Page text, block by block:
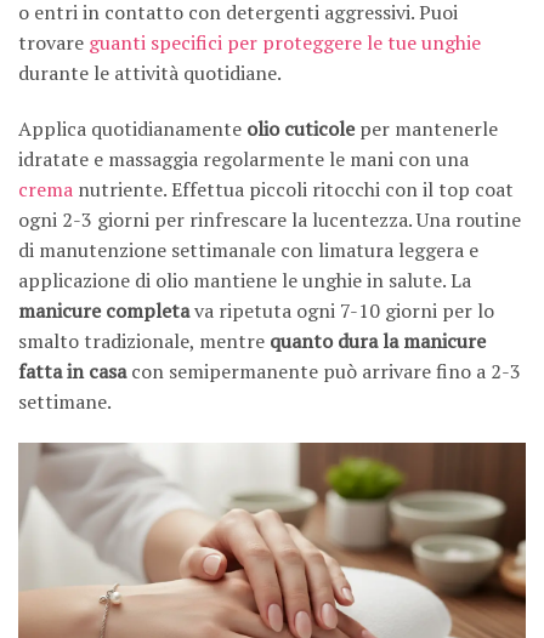
o entri in contatto con detergenti aggressivi. Puoi
trovare guanti specifici per proteggere le tue unghie
durante le attività quotidiane.
Applica quotidianamente olio cuticoleper mantenerle
idratate e massaggia regolarmente le mani con una
crema nutriente. Effettua piccoli ritocchi con il top coat
ogni 2-3 giorni per rinfrescare la lucentezza. Una routine
di manutenzione settimanale con limatura leggera e
applicazione di olio mantiene le unghie in salute. La
manicure completava ripetuta ogni 7-10 giorni per lo
smalto tradizionale, mentre quanto dura la manicure
fatta in casacon semipermanente può arrivare fino a 2-3
settimane.